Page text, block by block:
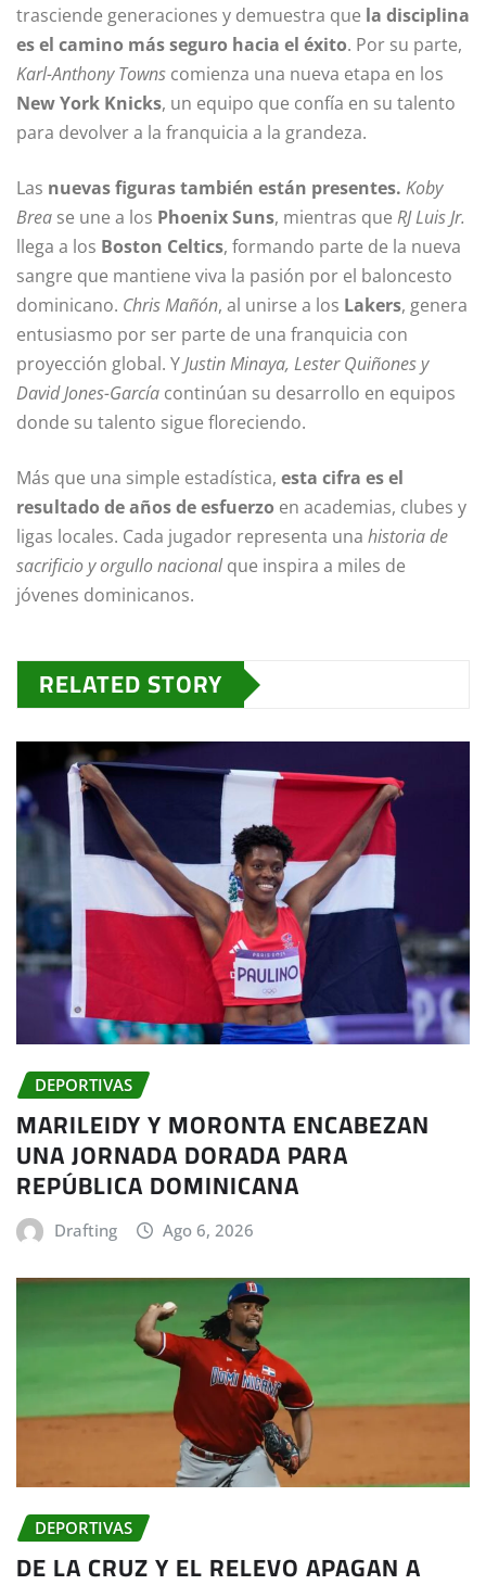
trasciende generaciones y demuestra que la disciplina
es el camino más seguro hacia el éxito. Por su parte,
Karl-Anthony Towns comienza una nueva etapa en los
New York Knicks, un equipo que confía en su talento
para devolver a la franquicia a la grandeza.
Las nuevas figuras también están presentes. Koby
Brea se une a los Phoenix Suns, mientras que RJ Luis Jr.
llega a los Boston Celtics, formando parte de la nueva
sangre que mantiene viva la pasión por el baloncesto
dominicano. Chris Mañón, al unirse a los Lakers, genera
entusiasmo por ser parte de una franquicia con
proyección global. YJustin Minaya, Lester Quiñones y
David Jones-García continúan su desarrollo en equipos
donde su talento sigue floreciendo.
Más que una simple estadística, esta cifra es el
resultado de años de esfuerzo en academias, clubes y
ligas locales. Cada jugador representa una historia de
sacrificio y orgullo nacionalque inspira a miles de
jóvenes dominicanos.
RELATED STORY
DEPORTIVAS
MARILEIDY Y MORONTA ENCABEZAN
UNA JORNADA DORADA PARA
REPÚBLICA DOMINICANA
Drafting Ago 6, 2026
DEPORTIVAS
DE LA CRUZ Y EL RELEVO APAGAN A